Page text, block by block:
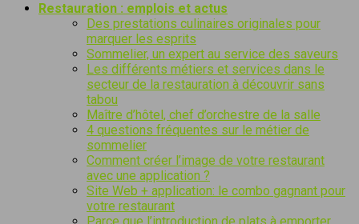
Restauration : emplois et actus
Des prestations culinaires originales pour
marquer les esprits
Sommelier, un expert au service des saveurs
Les différents métiers et services dans le
secteur de la restauration à découvrir sans
tabou
Maître d’hôtel, chef d’orchestre de la salle
4 questions fréquentes sur le métier de
sommelier
Comment créer l’image de votre restaurant
avec une application ?
Site Web + application: le combo gagnant pour
votre restaurant